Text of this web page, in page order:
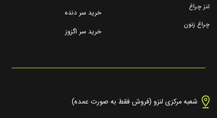
لنز چراغ
چراغ زنون
خرید سر دنده
خرید سر اگزوز
شعبه مرکزی لنزو (فروش فقط به صورت عمده)